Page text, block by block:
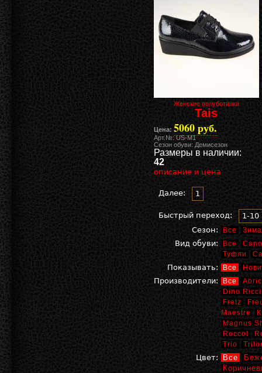
Женские полуботинки
Tais
Цена: 5060 руб.
Арт.№: US-M1
Сезон обуви: Демисезон
Размеры в наличии:
42
описание и цена
Далее: 1
Быстрый переход:
1-10
Сезон:
Все Зима
Вид обуви: Все
Туфли
Показывать: Все
Производители: Все
Dino Ricci
Fretz
Maestre
Magnus
Roccol
Trio
Цвет: Все